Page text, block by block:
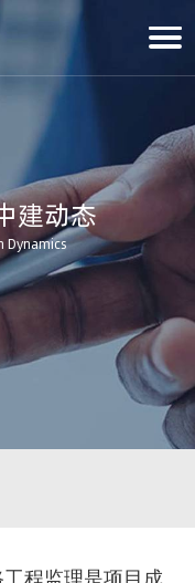
建动态
Dynamics
程监理是项目成